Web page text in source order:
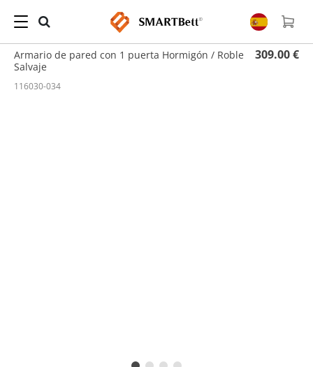
Hogar Armario de Pared / Armario de pared con 1 puerta Hormigón / Roble Salvaje
Armario de pared con 1 puerta Hormigón / Roble
Salvaje
309.00 €
116030-034